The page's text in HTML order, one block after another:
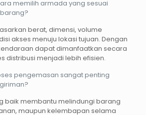
memilih armada yang sesuai
berat, dimensi, volume
akses menuju lokasi tujuan. Dengan
dapat dimanfaatkan secara
distribusi menjadi lebih efisien.
pengemasan sangat penting
baik membantu melindungi barang
maupun kelembapan selama